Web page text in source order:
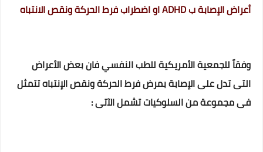
أعراض الإصابة ب ADHD او اضطراب فرط الحركة ونقص الانتباه
وفقاً للجمعية الأمريكية للطب النفسي فان بعض الأعراض
التى تدل على الإصابة بمرض فرط الحركة ونقص الإنتباه تتمثل
فى مجموعة من السلوكيات تشمل الآتى :